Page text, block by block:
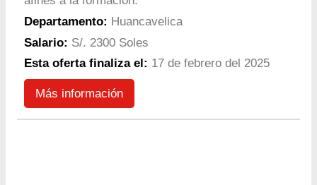
Departamento: Huancavelica
Salario: S/. 2300 Soles
Esta oferta finaliza el: 17 de febrero del 2025
Más información